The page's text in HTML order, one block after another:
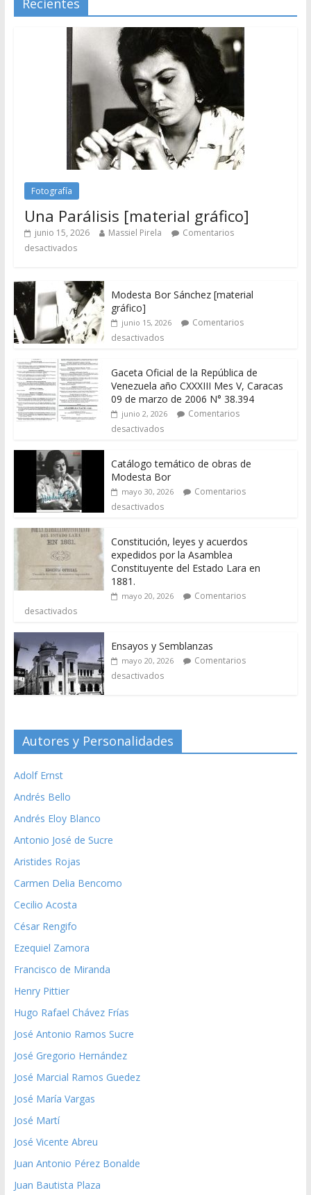
Fotografía
Una Parálisis [material gráfico]
junio 15, 2026 Massiel Pirela
Comentarios
desactivados
Modesta Bor Sánchez [material
gráfico]
junio 15, 2026
Comentarios
desactivados
Gaceta Oficial de la República de
Venezuela año CXXXIII Mes V, Caracas
09 de marzo de 2006 N° 38.394
junio 2, 2026
Comentarios
desactivados
Catálogo temático de obras de
Modesta Bor
mayo 30, 2026
Comentarios
desactivados
Constitución, leyes y acuerdos
expedidos por la Asamblea
Constituyente del Estado Lara en
1881.
mayo 20, 2026
Comentarios
desactivados
Ensayos y Semblanzas
mayo 20, 2026
Comentarios
desactivados
Autores y Personalidades
Adolf Ernst
Andrés Bello
Andrés Eloy Blanco
Antonio José de Sucre
Aristides Rojas
Carmen Delia Bencomo
Cecilio Acosta
César Rengifo
Ezequiel Zamora
Francisco de Miranda
Henry Pittier
Hugo Rafael Chávez Frías
José Antonio Ramos Sucre
José Gregorio Hernández
José Marcial Ramos Guedez
José María Vargas
José Martí
José Vicente Abreu
Juan Antonio Pérez Bonalde
Juan Bautista Plaza